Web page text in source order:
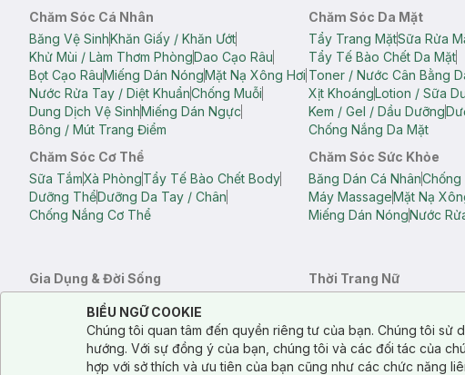
Chăm Sóc Cá Nhân
Băng Vệ SinhKhăn Giấy / Khăn Ướt
Khử Mùi / Làm Thơm PhòngDao Cạo Râu
Bọt Cạo RâuMiếng Dán NóngMặt Nạ Xông Hơi
Nước Rửa Tay / Diệt KhuẩnChống Muỗi
Dung Dịch Vệ SinhMiếng Dán Ngực
Bông / Mút Trang Điểm
Chăm Sóc Da Mặt
Tẩy Trang MặtSữa Rửa
Tẩy Tế Bào Chết Da Mặt
Toner / Nước Cân Bằng
Xịt KhoángLotion / Sữa
Kem / Gel / Dầu Dưỡng
Chống Nắng Da Mặt
Chăm Sóc Cơ Thể
Sữa TắmXà PhòngTẩy Tế Bào Chết Body
Dưỡng ThểDưỡng Da Tay / Chân
Chống Nắng Cơ Thể
Chăm Sóc Sức Khỏe
Băng Dán Cá NhânChống
Máy MassageMặt Nạ
Miếng Dán NóngNước
Gia Dụng & Đời Sống
Bông Tắm / Phụ Kiện Tắm
Phụ Kiện Điện Thoại Quạt Cầm Tay / Quạt Mini
Khử Mùi / Làm Thơm PhòngNước GiặtNước Xả
Thời Trang Nữ
Quần Lót NữQuần Short
Túi Xách
Cookie Consent
Notice about cookies usage
BIỂU NGỮ COOKIE
Chúng tôi quan tâm đến quyền riêng tư của bạn. Chúng tôi
hướng. Với sự đồng ý của bạn, chúng tôi và các đối tác của
hợp với sở thích và ưu tiên của bạn cũng như các chức năng